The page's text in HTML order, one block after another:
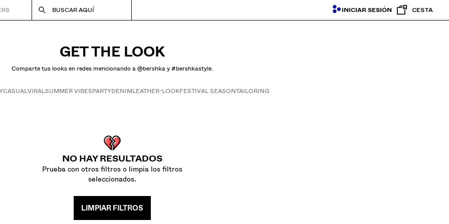
BUSCAR AQUÍ INICIAR SESIÓN CESTA
GET THE LOOK
Comparte tus looks en redes mencionando a @bershka y #bershkastyle.
CASUALVIRALSUMMER VIBESPARTYDENIMLEATHER-LOOKFESTIVAL SEASONTAILORING
NO HAY RESULTADOS
Prueba con otros filtros o limpia los filtros
seleccionados.
LIMPIAR FILTROS